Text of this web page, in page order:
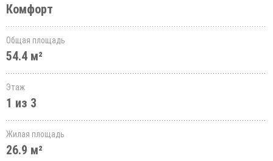
Комфорт
Общая площадь
54.4 м²
Этаж
1 из 3
Жилая площадь
26.9 м²